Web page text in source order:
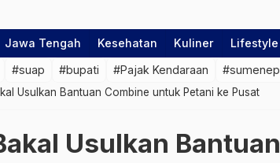
Jawa Tengah Kesehatan Kuliner Lifestyle
#suap #bupati #Pajak Kendaraan #sumenep
Usulkan Bantuan Combine untuk Petani ke Pusat
Usulkan Bantuan